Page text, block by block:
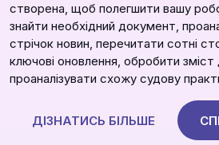
створена, щоб полегшити вашу
знайти необхідний документ,
стрічок новин, перечитати сотні
ключові оновлення, обробити
проаналізувати схожу судову
ДІЗНАТИСЬ БІЛЬШЕ